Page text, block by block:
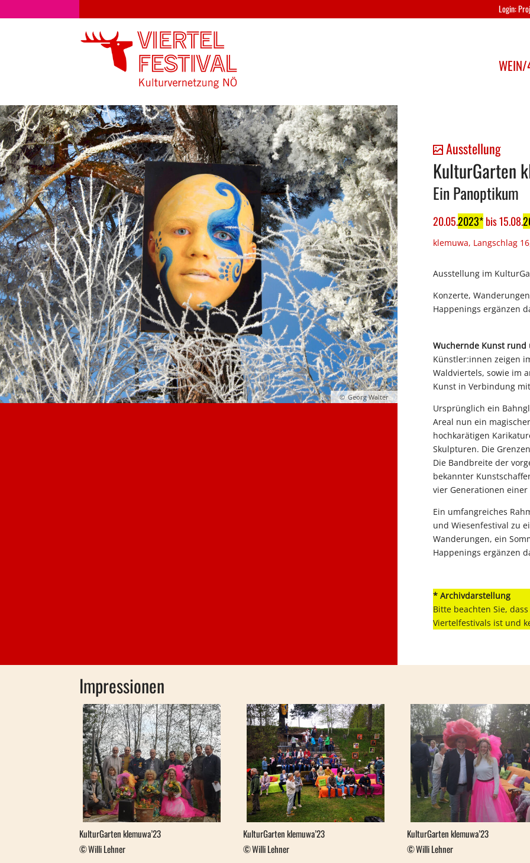
Login:
Georg Walter
Ausstellung
KulturGarten
Ein Panoptikum
20.05.2023 bis15.08.
klemuwa, Langschlag
Ausstellung im
Konzerte,
Happenings ergänzen
Wuchernde Kunst rund
Künstler:innen zeigen
Waldviertels, sowie im
Kunst in Verbindung
Ursprünglich ein
Areal nun ein
hochkarätigen
Skulpturen. Die
Die Bandbreite der
bekannter
vier Generationen einer
Ein umfangreiches
und Wiesenfestival zu
Wanderungen, ein
Happenings ergänzen
* Archivdarstellung
Bitte beachten Sie,
Viertelfestivals ist und
Impressionen
KulturGarten klemuwa’23
Willi Lehner
KulturGarten klemuwa’23
Willi Lehner
KulturGarten klemuwa’23
Willi Lehner